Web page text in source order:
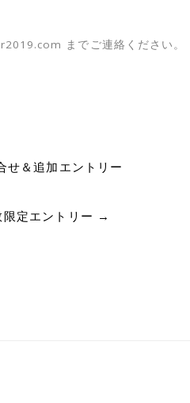
までご連絡ください。
せ＆追加エントリー
定エントリー →